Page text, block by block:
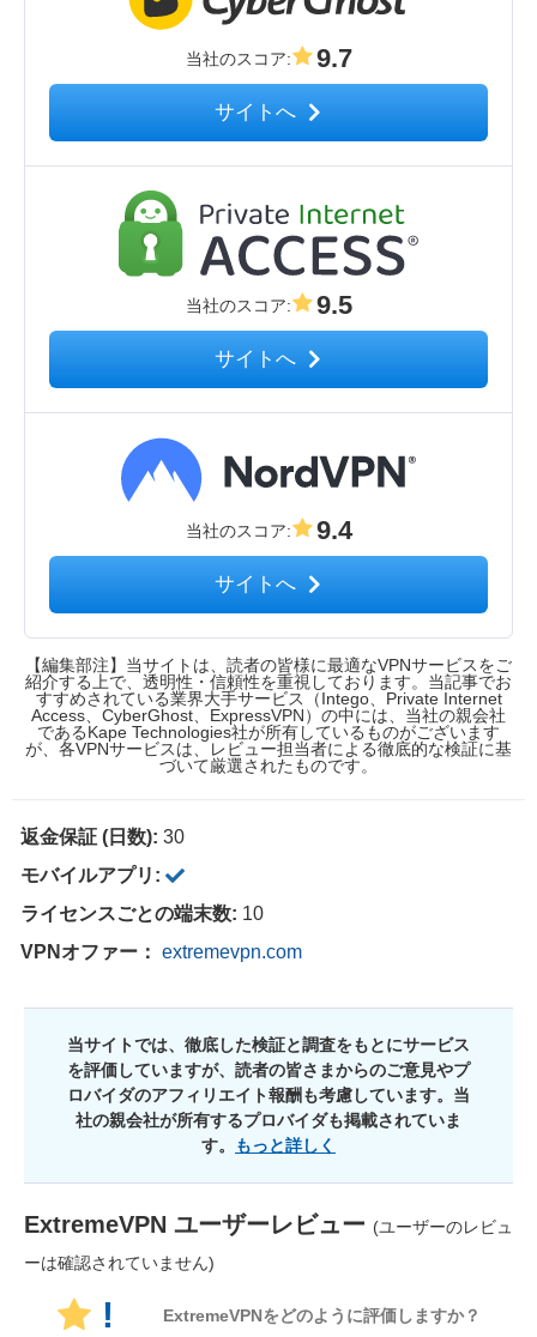
当社のスコア: 9.7
サイトへ
当社のスコア: 9.5
サイトへ
当社のスコア: 9.4
サイトへ
【編集部注】当サイトは、読者の皆様に最適なVPNサービスをご
紹介する上で、透明性・信頼性を重視しております。当記事でお
すすめされている業界大手サービス（Intego、Private Internet
Access、CyberGhost、ExpressVPN）の中には、当社の親会社
であるKape Technologies社が所有しているものがございます
が、各VPNサービスは、レビュー担当者による徹底的な検証に基
づいて厳選されたものです。
返金保証 (日数): 30
モバイルアプリ:
ライセンスごとの端末数: 10
VPNオファー： extremevpn.com
当サイトでは、徹底した検証と調査をもとにサービス
を評価していますが、読者の皆さまからのご意見やプ
ロバイダのアフィリエイト報酬も考慮しています。当
社の親会社が所有するプロバイダも掲載されていま
す。
もっと詳しく
ExtremeVPN ユーザーレビュー (ユーザーのレビュ
ーは確認されていません)
! ExtremeVPNをどのように評価しますか？